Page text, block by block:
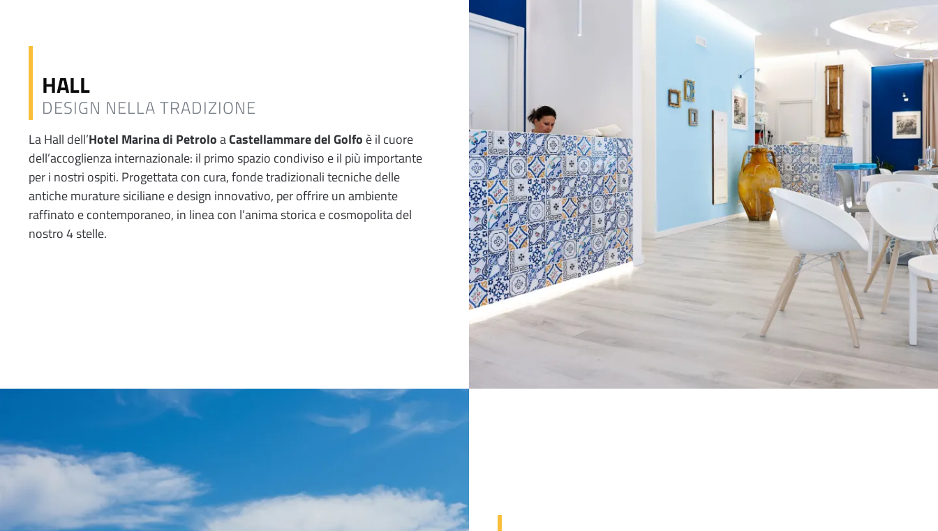
HALL
DESIGN NELLA TRADIZIONE
La Hall dell’Hotel Marina di PetroloaCastellammare del Golfo è il cuore
dell’accoglienza internazionale: il primo spazio condiviso e il più importante
per i nostri ospiti. Progettata con cura, fonde tradizionali tecniche delle
antiche murature siciliane e design innovativo, per offrire un ambiente
raffinato e contemporaneo, in linea con l’anima storica e cosmopolita del
nostro 4 stelle.